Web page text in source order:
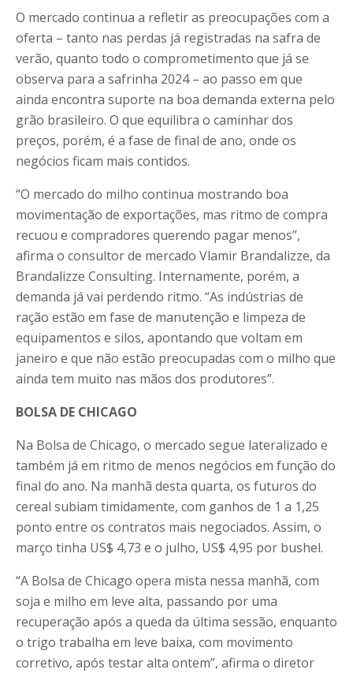
O mercado continua a refletir as preocupações com a
oferta – tanto nas perdas já registradas na safra de
verão, quanto todo o comprometimento que já se
observa para a safrinha 2024 – ao passo em que
ainda encontra suporte na boa demanda externa pelo
grão brasileiro. O que equilibra o caminhar dos
preços, porém, é a fase de final de ano, onde os
negócios ficam mais contidos.
“O mercado do milho continua mostrando boa
movimentação de exportações, mas ritmo de compra
recuou e compradores querendo pagar menos”,
afirma o consultor de mercado Vlamir Brandalizze, da
Brandalizze Consulting. Internamente, porém, a
demanda já vai perdendo ritmo. “As indústrias de
ração estão em fase de manutenção e limpeza de
equipamentos e silos, apontando que voltam em
janeiro e que não estão preocupadas com o milho que
ainda tem muito nas mãos dos produtores”.
BOLSA DE CHICAGO
Na Bolsa de Chicago, o mercado segue lateralizado e
também já em ritmo de menos negócios em função do
final do ano. Na manhã desta quarta, os futuros do
cereal subiam timidamente, com ganhos de 1 a 1,25
ponto entre os contratos mais negociados. Assim, o
março tinha US$ 4,73 e o julho, US$ 4,95 por bushel.
“A Bolsa de Chicago opera mista nessa manhã, com
soja e milho em leve alta, passando por uma
recuperação após a queda da última sessão, enquanto
o trigo trabalha em leve baixa, com movimento
corretivo, após testar alta ontem”, afirma o diretor